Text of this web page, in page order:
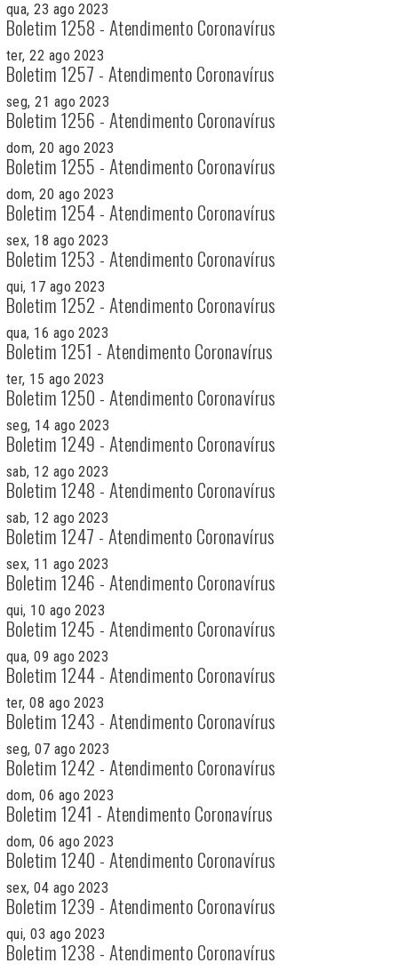
qua, 23 ago 2023
Boletim 1258 - Atendimento Coronavírus
ter, 22 ago 2023
Boletim 1257 - Atendimento Coronavírus
seg, 21 ago 2023
Boletim 1256 - Atendimento Coronavírus
dom, 20 ago 2023
Boletim 1255 - Atendimento Coronavírus
dom, 20 ago 2023
Boletim 1254 - Atendimento Coronavírus
sex, 18 ago 2023
Boletim 1253 - Atendimento Coronavírus
qui, 17 ago 2023
Boletim 1252 - Atendimento Coronavírus
qua, 16 ago 2023
Boletim 1251 - Atendimento Coronavírus
ter, 15 ago 2023
Boletim 1250 - Atendimento Coronavírus
seg, 14 ago 2023
Boletim 1249 - Atendimento Coronavírus
sab, 12 ago 2023
Boletim 1248 - Atendimento Coronavírus
sab, 12 ago 2023
Boletim 1247 - Atendimento Coronavírus
sex, 11 ago 2023
Boletim 1246 - Atendimento Coronavírus
qui, 10 ago 2023
Boletim 1245 - Atendimento Coronavírus
qua, 09 ago 2023
Boletim 1244 - Atendimento Coronavírus
ter, 08 ago 2023
Boletim 1243 - Atendimento Coronavírus
seg, 07 ago 2023
Boletim 1242 - Atendimento Coronavírus
dom, 06 ago 2023
Boletim 1241 - Atendimento Coronavírus
dom, 06 ago 2023
Boletim 1240 - Atendimento Coronavírus
sex, 04 ago 2023
Boletim 1239 - Atendimento Coronavírus
qui, 03 ago 2023
Boletim 1238 - Atendimento Coronavírus